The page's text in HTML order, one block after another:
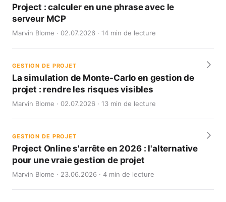
Project : calculer en une phrase avec le
serveur MCP
Marvin Blome · 02.07.2026 · 14 min de lecture
GESTION DE PROJET
La simulation de Monte-Carlo en gestion de
projet : rendre les risques visibles
Marvin Blome · 02.07.2026 · 13 min de lecture
GESTION DE PROJET
Project Online s'arrête en 2026 : l'alternative
pour une vraie gestion de projet
Marvin Blome · 23.06.2026 · 4 min de lecture